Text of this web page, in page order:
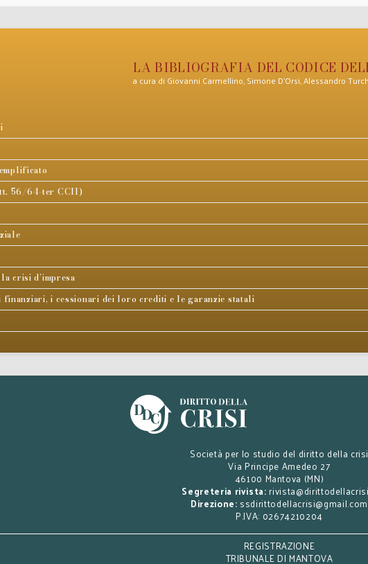
LA BIBLIOGRAFIA DEL CODICE
a cura di Giovanni Carmellino, Simone D’Orsi, Alessandro
56/64-ter CCII)
crisi d’impresa
i cessionari dei loro crediti e le garanzie statali
Società per lo studio del diritto della crisi
Via Principe Amedeo 27
46100 Mantova (MN)
Segreteria rivista:
Direzione: ssdirittodellacrisi@gmail.com
P.IVA: 02674210204
REGISTRAZIONE
TRIBUNALE DI MANTOVA